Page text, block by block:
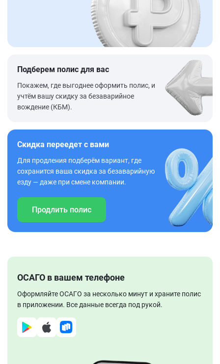
Подберем полис для вас
Покажем, где выгоднее оформить полис, и
учтём вашу скидку за безаварийное
вождение (КБМ).
Скидка переедет с вами
Для продления подберём вариант, где
сохранится ваша скидка за безаварийную
езду — даже при смене компании.
Продлить полис
ОСАГО в вашем телефоне
Оформляйте ОСАГО за несколько минут и храните полис
в приложении. Все данные всегда под рукой.